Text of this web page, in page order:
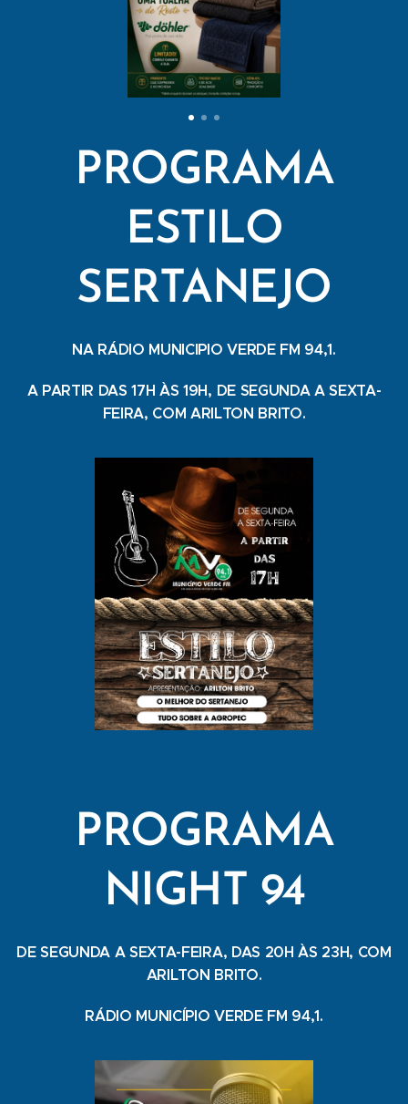
PROGRAMA
ESTILO
SERTANEJO
NA RÁDIO MUNICIPIO VERDE FM 94,1.
A PARTIR DAS 17H ÀS 19H, DE SEGUNDA A SEXTA-
FEIRA, COM ARILTON BRITO.
PROGRAMA
NIGHT 94
DE SEGUNDA A SEXTA-FEIRA, DAS 20H ÀS 23H, COM
ARILTON BRITO.
RÁDIO MUNICÍPIO VERDE FM 94,1.